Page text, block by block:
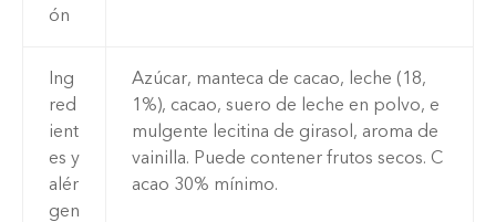
ón
Ing
red
ient
es y
alér
gen
Azúcar, manteca de cacao, leche (18,
1%), cacao, suero de leche en polvo, e
mulgente lecitina de girasol, aroma de
vainilla. Puede contener frutos secos. C
acao 30% mínimo.